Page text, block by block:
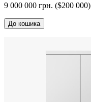
9 000 000 грн. ($200 000)
До кошика